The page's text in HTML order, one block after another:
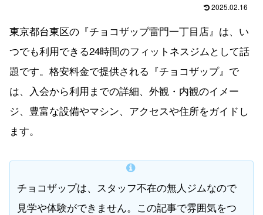
2025.02.16
東京都台東区の『チョコザップ雷門一丁目店』は、い
つでも利用できる24時間のフィットネスジムとして話
題です。格安料金で提供される『チョコザップ』で
は、入会から利用までの詳細、外観・内観のイメー
ジ、豊富な設備やマシン、アクセスや住所をガイドし
ます。
チョコザップは、スタッフ不在の無人ジムなので
見学や体験ができません。この記事で雰囲気をつ